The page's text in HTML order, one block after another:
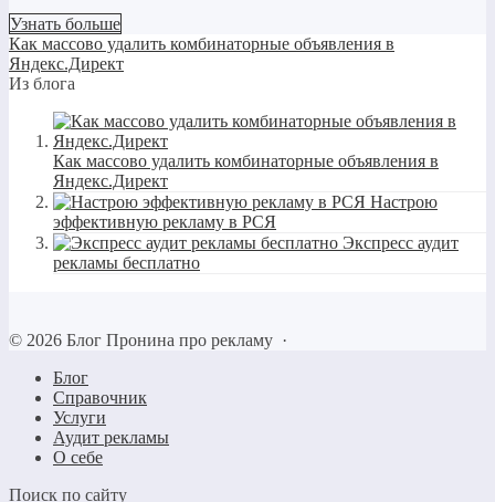
Узнать больше
Как массово удалить комбинаторные объявления в
Яндекс.Директ
Из блога
Как массово удалить комбинаторные объявления в
Яндекс.Директ
Настрою
эффективную рекламу в РСЯ
Экспресс аудит
рекламы бесплатно
© 2026 Блог Пронина про рекламу ·
Блог
Справочник
Услуги
Аудит рекламы
О себе
Поиск по сайту